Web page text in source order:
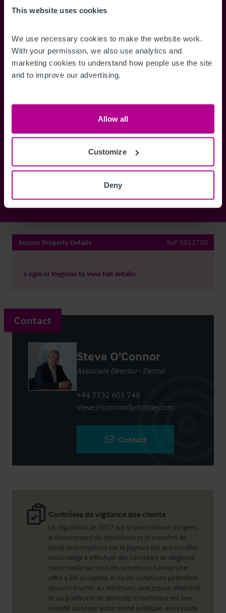
This website uses cookies
We use necessary cookies to make the website work.
With your permission, we also use analytics and
marketing cookies to understand how people use the site
and to improve our advertising.
Allow all
Customize
Deny
Accédez à des informations
des visites, des brochures et bien
plus encore.
des alertes.
Vous avez déjà un compte?
Connectez-vous maintenant
Access Property Details Ref: 5822750
Login or Registerto view full details
Contrôles de vigilance des clients
La régulation de 2017 sur le blanchiment d'argent,
le financement du terrorisme et le transfert de
fonds (informations sur le payeur) (tel que modifié)
nous oblige à effectuer des contrôles de diligence
raisonnable sur tous les acheteurs. Lorsqu'une
offre a été acceptée, le ou les acheteurs potentiels
devront fournir, au minimum, une preuve d'identité
et un justificatif de domicile; si l'acheteur est une
société ou toute autre entité juridique, alors toute
Contact
Steve O'Connor
Associate Director - Dental
+44 7732 601 748
steve.o'connor@christie.com
Contact